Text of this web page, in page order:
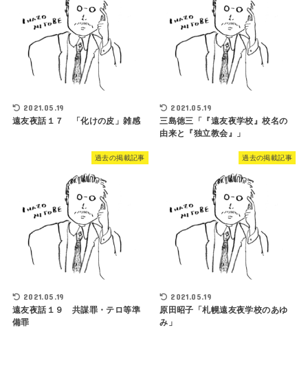
2021.05.19
遠友夜話１７ 「化けの皮」雑感
2021.05.19
三島徳三「『遠友夜学校』校名の
由来と『独立教会』」
過去の掲載記事
2021.05.19
遠友夜話１９ 共謀罪・テロ等準
備罪
過去の掲載記事
2021.05.19
原田昭子「札幌遠友夜学校のあゆ
み」